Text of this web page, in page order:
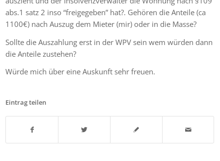
abs.1 satz 2 inso “freigegeben” hat?. Gehören die Anteile (ca
1100€) nach Auszug dem Mieter (mir) oder in die Masse?
Sollte die Auszahlung erst in der WPV sein wem würden dann
die Anteile zustehen?
Würde mich über eine Auskunft sehr freuen.
Eintrag teilen